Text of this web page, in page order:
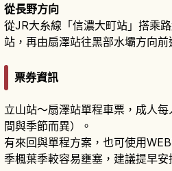
從長野方向
從JR大糸線「信濃大町站」搭乘
站，再由扇澤站往黑部水壩方向前
票券資訊
立山站〜扇澤站單程車票，成人
間與季節而異）。
有來回與單程方案，也可使用
季楓葉季較容易壅塞，建議提早安